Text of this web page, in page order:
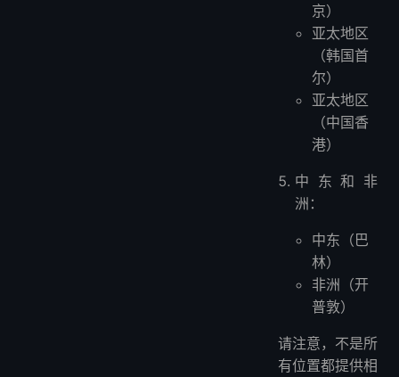
京）
亚太地区
（韩国首
尔）
亚太地区
（中国香
港）
中东和非
洲：
中东（巴
林）
非洲（开
普敦）
请注意，不是所
有位置都提供相